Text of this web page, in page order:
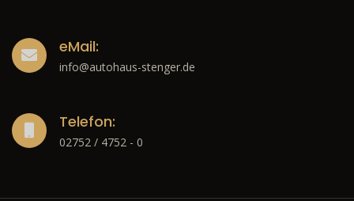
eMail:
info@autohaus-stenger.de
Telefon:
02752 / 4752 - 0